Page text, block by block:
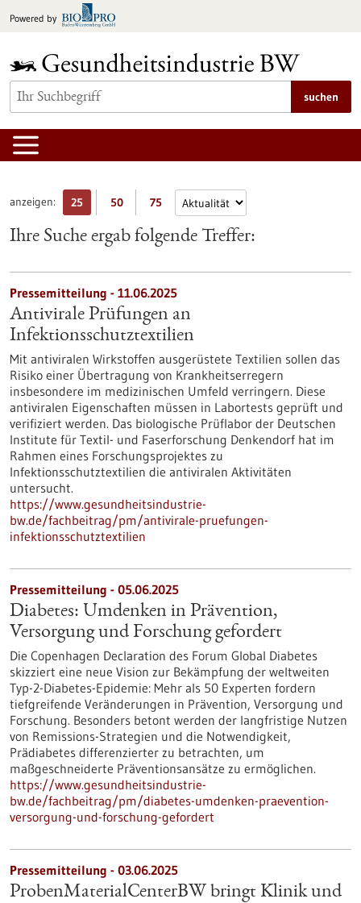
Inhalt
Powered by
suchen
anzeigen: 25 50 75
Ihre Suche ergab folgende Treffer:
Pressemitteilung - 11.06.2025
Antivirale Prüfungen an
Infektionsschutztextilien
Mit antiviralen Wirkstoffen ausgerüstete Textilien sollen das
Risiko einer Übertragung von Krankheitserregern
insbesondere im medizinischen Umfeld verringern. Diese
antiviralen Eigenschaften müssen in Labortests geprüft und
verifiziert werden. Das biologische Prüflabor der Deutschen
Institute für Textil- und Faserforschung Denkendorf hat im
Rahmen eines Forschungsprojektes zu
Infektionsschutztextilien die antiviralen Aktivitäten
untersucht.
https://www.gesundheitsindustrie-
bw.de/fachbeitrag/pm/antivirale-pruefungen-
infektionsschutztextilien
Pressemitteilung - 05.06.2025
Diabetes: Umdenken in Prävention,
Versorgung und Forschung gefordert
Die Copenhagen Declaration des Forum Global Diabetes
skizziert eine neue Vision zur Bekämpfung der weltweiten
Typ-2-Diabetes-Epidemie: Mehr als 50 Experten fordern
tiefgreifende Veränderungen in Prävention, Versorgung und
Forschung. Besonders betont werden der langfristige Nutzen
von Remissions-Strategien und die Notwendigkeit,
Prädiabetes differenzierter zu betrachten, um
maßgeschneiderte Präventionsansätze zu ermöglichen.
https://www.gesundheitsindustrie-
bw.de/fachbeitrag/pm/diabetes-umdenken-praevention-
versorgung-und-forschung-gefordert
Pressemitteilung - 03.06.2025
ProbenMaterialCenterBW bringt Klinik und